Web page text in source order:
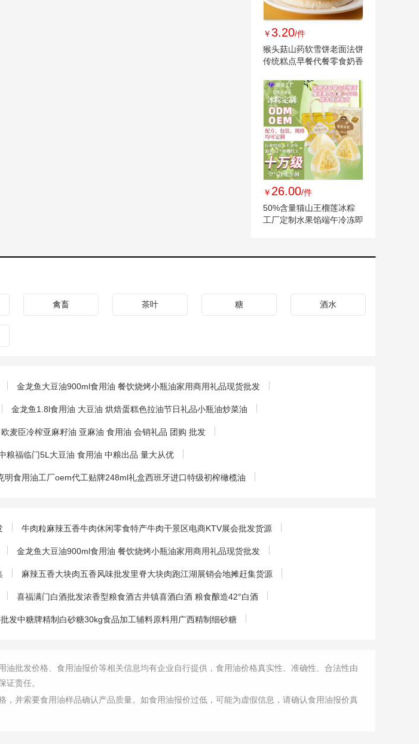
￥3.20/件
猴头菇山药软雪饼老面法饼
传统糕点早餐代餐零食奶香
￥ 26.00/件
50%含量猫山王榴莲冰粽
工厂定制水果馅端午冷冻即
禽畜 茶叶 糖 酒水
金龙鱼大豆油900ml食用油 餐饮烧烤小瓶油家用商用礼品现货批发
金龙鱼1.8l食用油 大豆油 烘焙蛋糕色拉油节日礼品小瓶油炒菜油
欧麦臣冷榨亚麻籽油 亚麻油 食用油 会销礼品 团购 批发
粮福临门5L大豆油 食用油 中粮出品 量大从优
明食用油工厂oem代工贴牌248ml礼盒西班牙进口特级初榨橄榄油
牛肉粒麻辣五香牛肉休闲零食特产牛肉干景区电商KTV展会批发货源
金龙鱼大豆油900ml食用油 餐饮烧烤小瓶油家用商用礼品现货批发
麻辣五香大块肉五香风味批发里脊大块肉跑江湖展销会地摊赶集货源
喜福满门白酒批发浓香型粮食酒古井镇喜酒白酒 粮食酿造42°白酒
发中糖牌精制白砂糖30kg食品加工辅料原料用广西精制细砂糖
油批发价格、食用油报价等相关信息均有企业自行提供，食用油价格真实性、准确性、合法性由
证责任。
，并索要食用油样品确认产品质量。如食用油报价过低，可能为虚假信息，请确认食用油报价真